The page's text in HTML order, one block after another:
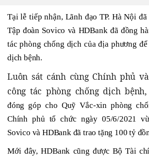
Tại lễ tiếp nhận, Lãnh đạo TP. Hà Nội
Tập đoàn Sovico và HDBank đã đồng
tác phòng chống dịch của địa phương
dịch bệnh.
Luôn sát cánh cùng Chính phủ
công tác phòng chống dịch bệnh,
đóng góp cho Quỹ Vắc-xin phòng
Chính phủ tổ chức ngày 05/6/2021
Sovico và HDBank đã trao tặng 100 tỷ
Mới đây, HDBank cũng được Bộ Tài